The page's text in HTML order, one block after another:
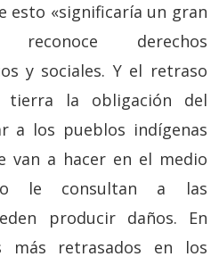
esto «significaría un gran
derechos
y sociales. Y el retraso
la obligación del
a los pueblos indígenas
van a hacer en el medio
le consultan a las
producir daños. En
más retrasados en los